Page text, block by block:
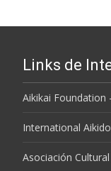
Links de
Aikikai Foundation
International
Asociación Cultural